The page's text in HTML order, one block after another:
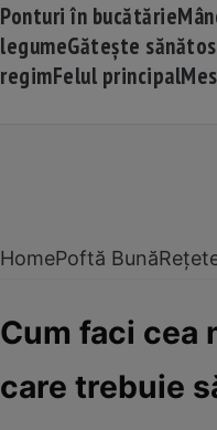
Ponturi în bucătărie
legumeGătește sănătos
regimFelul principal
HomePoftă Bună
Cum faci cea
care trebuie